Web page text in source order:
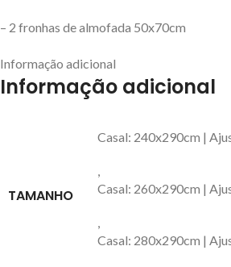
– 2 fronhas de almofada 50x70cm
Informação adicional
Informação adicional
TAMANHO
Casal: 240x290cm |
,
Casal: 260x290cm |
,
Casal: 280x290cm |